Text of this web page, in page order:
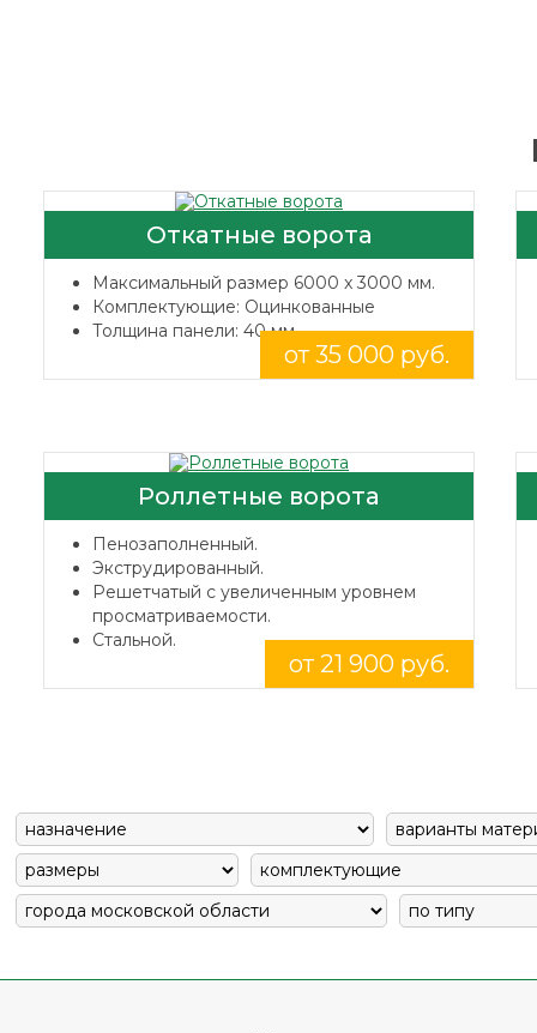
Откатные ворота
Максимальный размер 6000 x 3000 мм.
Комплектующие: Оцинкованные
Толщина панели: 40 мм.
от 35 000 руб.
Роллетные ворота
Пенозаполненный.
Экструдированный.
Решетчатый с увеличенным уровнем
просматриваемости.
Стальной.
от 21 900 руб.